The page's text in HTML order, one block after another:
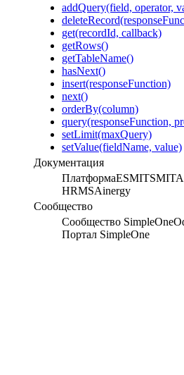
addQuery(field, operator,
get(recordId, callback)
getRows()
getTableName()
hasNext()
insert(responseFunction)
next()
orderBy(column)
query(responseFunction,
setLimit(maxQuery)
setValue(fieldName, value)
Документация
ПлатформаESMITSM
HRMSAinergy
Сообщество
Сообщество SimpleOne
Портал SimpleOne